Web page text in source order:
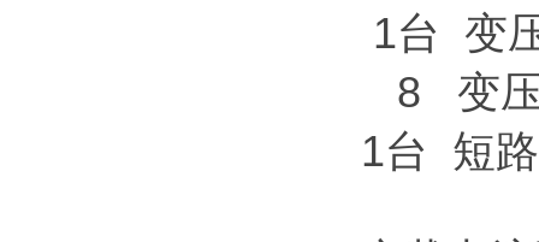
1台 变
8 变
1台 短